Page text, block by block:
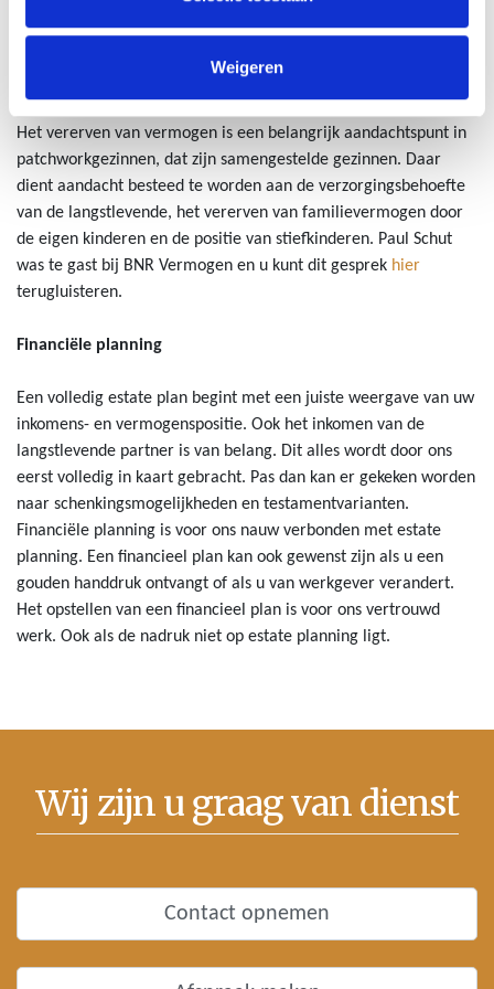
Weigeren
Planners (FFP).
Het vererven van vermogen is een belangrijk aandachtspunt in
patchworkgezinnen, dat zijn samengestelde gezinnen. Daar
dient aandacht besteed te worden aan de verzorgingsbehoefte
van de langstlevende, het vererven van familievermogen door
de eigen kinderen en de positie van stiefkinderen. Paul Schut
was te gast bij BNR Vermogen en u kunt dit gesprek hier
terugluisteren.
Financiële planning
Een volledig estate plan begint met een juiste weergave van uw
inkomens- en vermogenspositie. Ook het inkomen van de
langstlevende partner is van belang. Dit alles wordt door ons
eerst volledig in kaart gebracht. Pas dan kan er gekeken worden
naar schenkingsmogelijkheden en testamentvarianten.
Financiële planning is voor ons nauw verbonden met estate
planning. Een financieel plan kan ook gewenst zijn als u een
gouden handdruk ontvangt of als u van werkgever verandert.
Het opstellen van een financieel plan is voor ons vertrouwd
werk. Ook als de nadruk niet op estate planning ligt.
Wij zijn u graag van dienst
Contact opnemen